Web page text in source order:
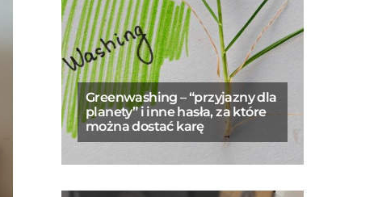
Greenwashing – “przyjazny dla
planety” i inne hasła, za które
można dostać karę